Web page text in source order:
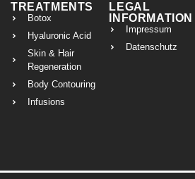
TREATMENTS
Botox
Hyaluronic Acid
Skin & Hair
Regeneration
Body Contouring
Infusions
LEGAL
INFORMATION
Impressum
Datenschutz